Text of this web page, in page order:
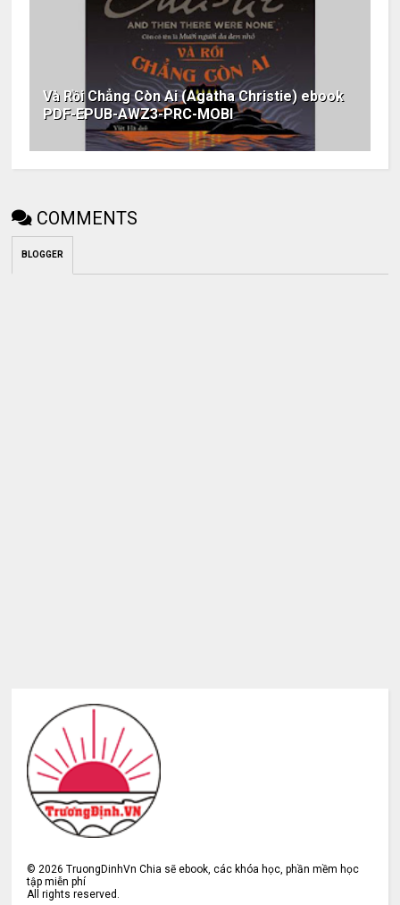
Và Rồi Chẳng Còn Ai (Agatha Christie) ebook
PDF-EPUB-AWZ3-PRC-MOBI
COMMENTS
BLOGGER
© 2026 TruongDinhVn Chia sẽ ebook, các khóa học, phần mềm học
tập miễn phí
All rights reserved.